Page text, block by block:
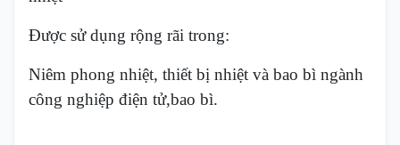
Được sử dụng rộng rãi trong:
Niêm phong nhiệt, thiết bị nhiệt và bao bì ngành
công nghiệp điện tử,bao bì.